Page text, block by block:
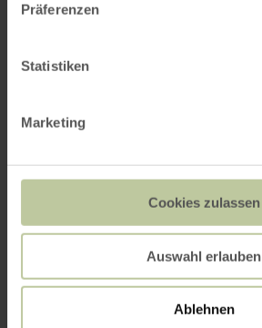
Präferenzen
Statistiken
Marketing
Cookies zulassen
Auswahl erlauben
Ablehnen
mehr
Simmerath